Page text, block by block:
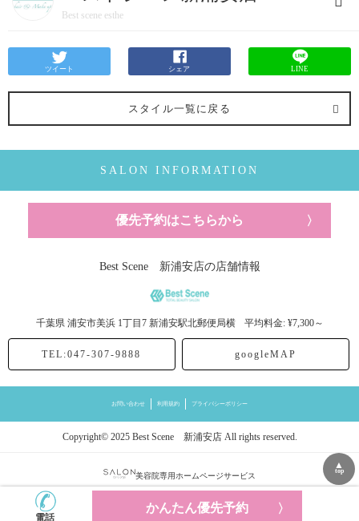
Best scene esthe
ツイート シェア LINE
スタイル一覧に戻る
SALON INFORMATION
優先予約はこちらから
Best Scene 新浦安店の店舗情報
千葉県 浦安市美浜 1丁目7 新浦安駅北郵便局横 平均料金: ¥7,300～
TEL:047-307-9888 googleMAP
お問い合わせ 利用規約 プライバシーポリシー
Copyright© 2025 Best Scene 新浦安店 All rights reserved.
美容院専用ホームページサービス
▲
top
電話
かんたん優先予約